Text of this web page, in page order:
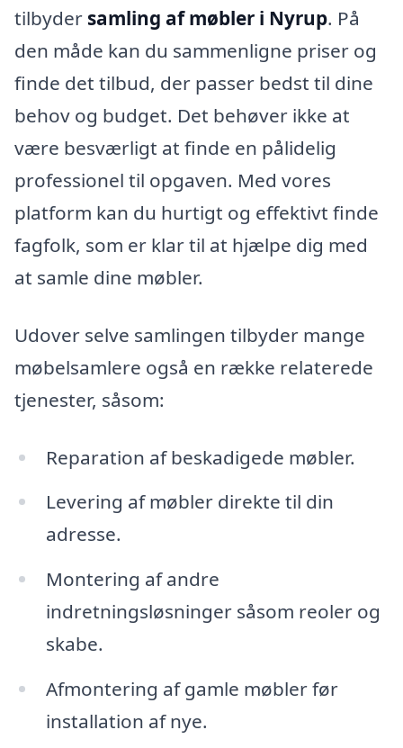
tilbyder samling af møbler i Nyrup. På
den måde kan du sammenligne priser og
finde det tilbud, der passer bedst til dine
behov og budget. Det behøver ikke at
være besværligt at finde en pålidelig
professionel til opgaven. Med vores
platform kan du hurtigt og effektivt finde
fagfolk, som er klar til at hjælpe dig med
at samle dine møbler.
Udover selve samlingen tilbyder mange
møbelsamlere også en række relaterede
tjenester, såsom:
Reparation af beskadigede møbler.
Levering af møbler direkte til din
adresse.
Montering af andre
indretningsløsninger såsom reoler og
skabe.
Afmontering af gamle møbler før
installation af nye.